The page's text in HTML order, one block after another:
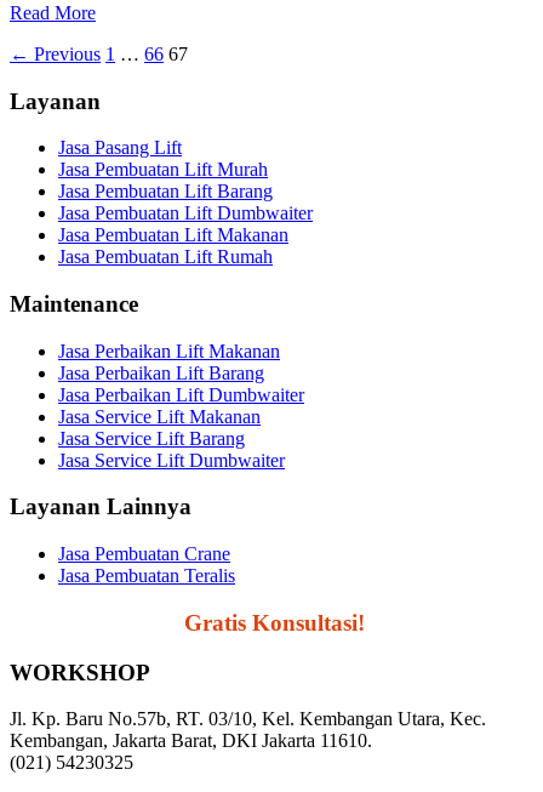
Read More
← Previous 1 … 66 67
Layanan
Jasa Pasang Lift
Jasa Pembuatan Lift Murah
Jasa Pembuatan Lift Barang
Jasa Pembuatan Lift Dumbwaiter
Jasa Pembuatan Lift Makanan
Jasa Pembuatan Lift Rumah
Maintenance
Jasa Perbaikan Lift Makanan
Jasa Perbaikan Lift Barang
Jasa Perbaikan Lift Dumbwaiter
Jasa Service Lift Makanan
Jasa Service Lift Barang
Jasa Service Lift Dumbwaiter
Layanan Lainnya
Jasa Pembuatan Crane
Jasa Pembuatan Teralis
Gratis Konsultasi!
WORKSHOP
Jl. Kp. Baru No.57b, RT. 03/10, Kel. Kembangan Utara, Kec.
Kembangan, Jakarta Barat, DKI Jakarta 11610.
(021) 54230325